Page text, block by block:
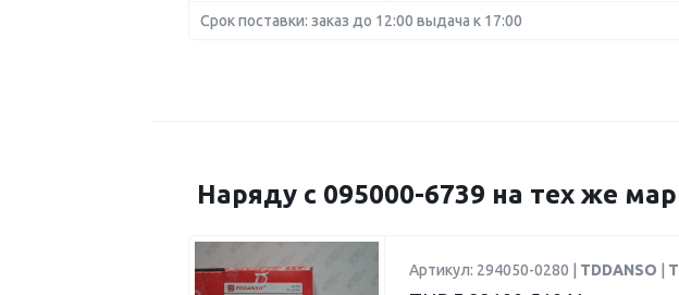
Срок поставки: заказ до 12:00 выдача к 17:00
Наряду с 095000-6739 на тех же
Артикул: 294050-0280 | TDDANSO